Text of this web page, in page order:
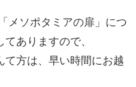
メソポタミアの扉」につ
ありますので、
て方は、早い時間にお越